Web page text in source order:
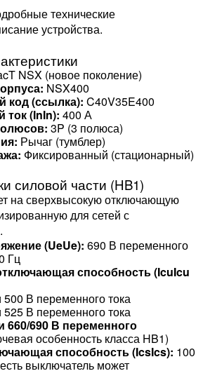
технические
устройства.
NSX (новое поколение)
NSX400
код (ссылка): C40V35E400
(InIn​): 400 А
3P (3 полюса)
Рычаг (тумблер)
Фиксированный (стационарный)
силовой части (HB1)
на сверхвысокую отключающую
для сетей с
(UeUe​): 690 В переменного
Гц
способность (IcuIcu​
500 В переменного тока
525 В переменного тока
660/690 В переменного
особенность класса HB1)
способность (IcsIcs​): 100
выключатель может